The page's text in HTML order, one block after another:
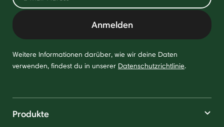
Anmelden
Weitere Informationen darüber, wie wir deine Daten
verwenden, findest du in unserer Datenschutzrichtlinie.
Produkte